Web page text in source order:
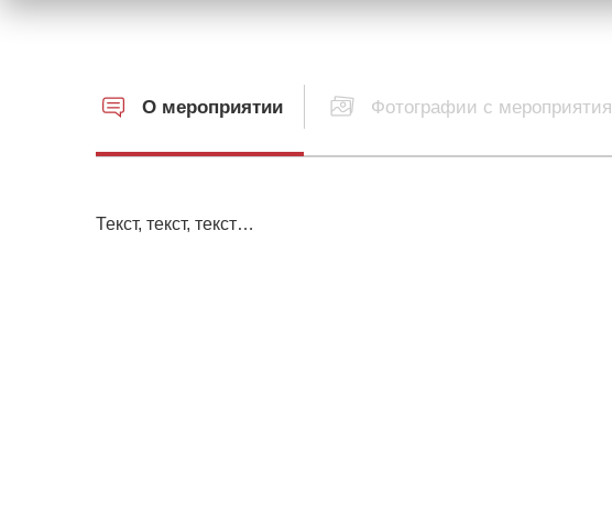
О мероприятии Фотографии с мероприятия
Текст, текст, текст…